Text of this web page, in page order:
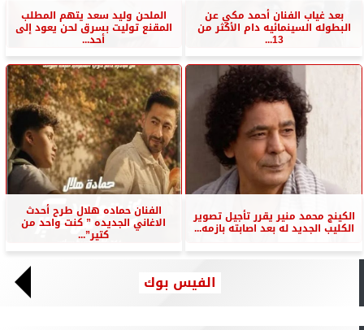
بعد غياب الفنان أحمد مكي عن
البطوله السينمائيه دام الأكثر من
13...
الملحن وليد سعد يتهم المطلب
المقنع توليت بسرق لحن يعود إلى
أحد...
الكينج محمد منير يقرر تأجيل تصوير
الكليب الجديد له بعد اصابته بازمه...
الفنان حماده هلال طرح أحدث
الاغاني الجديده ” كنت واحد من
كتير”...
الفيس بوك